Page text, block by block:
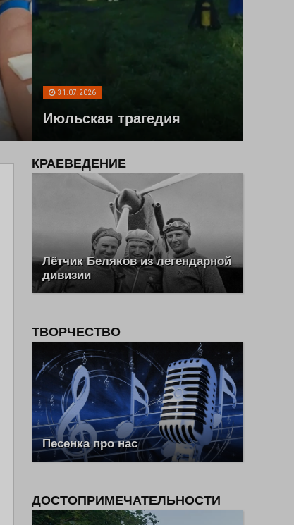
31.07.2026
Июльская трагедия
КРАЕВЕДЕНИЕ
Лётчик Беляков из легендарной
дивизии
ТВОРЧЕСТВО
Песенка про нас
ДОСТОПРИМЕЧАТЕЛЬНОСТИ